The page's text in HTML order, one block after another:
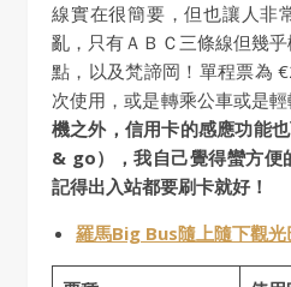
線實在很簡要，但也讓人非
亂，只有ＡＢＣ三條線但幾
點，以及梵諦岡！單程票為
次使用，或是轉乘公車或是
機之外，信用卡的感應功能
& go），我自己覺得蠻方便
記得出入站都要刷卡就好！
羅馬Big Bus隨上隨下觀光